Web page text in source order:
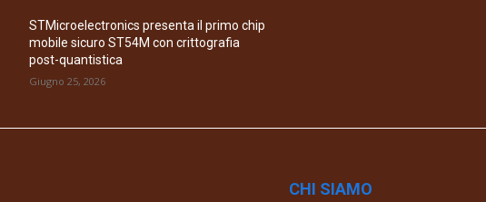
STMicroelectronics presenta il primo chip
mobile sicuro ST54M con crittografia
post-quantistica
Giugno 25, 2026
CHI SIAMO